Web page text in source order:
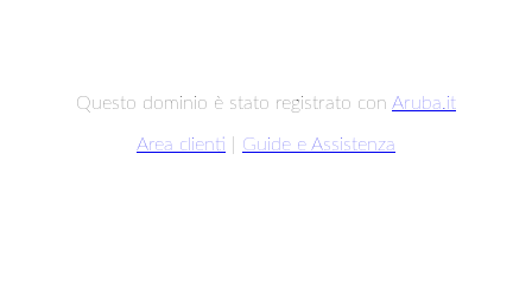
Questo dominio è stato registrato con Aruba.it
Area clienti Guide e Assistenza